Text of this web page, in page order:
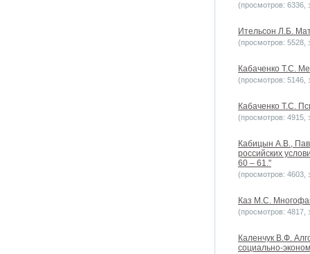
(просмотров: 6336,
Ительсон Л.Б.
(просмотров: 5528,
Кабаченко Т.С.
(просмотров: 5146,
Кабаченко Т.С.
(просмотров: 4915,
Кабицын А.В.,
российских
60 – 61."
(просмотров: 4603,
Каз М.С.
(просмотров: 4817,
Каленчук В.Ф.
социально-